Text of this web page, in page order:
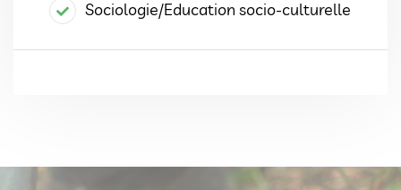
Sociologie/Education socio-culturelle